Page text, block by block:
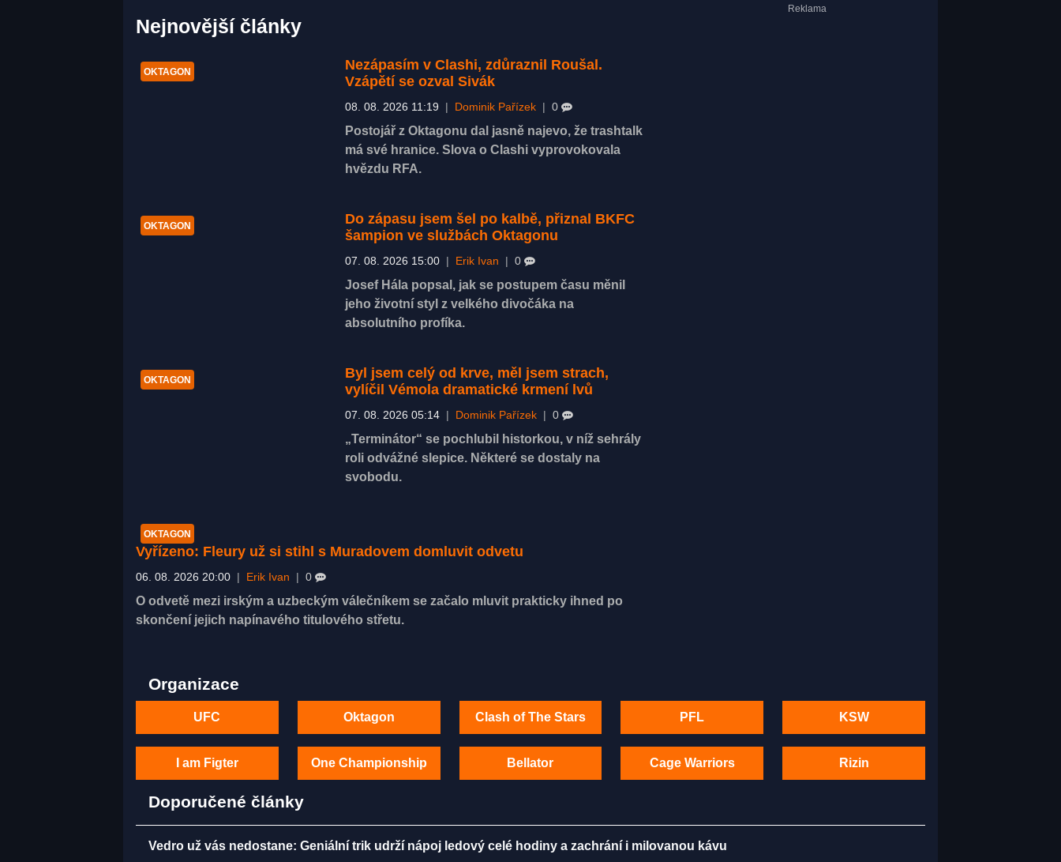
Nejnovější články
OKTAGON
Nezápasím v Clashi, zdůraznil Roušal.
Vzápětí se ozval Sivák
08. 08. 2026 11:19 Dominik Pařízek 0
Postojář z Oktagonu dal jasně najevo, že trashtalk
má své hranice. Slova o Clashi vyprovokovala
hvězdu RFA.
OKTAGON
Do zápasu jsem šel po kalbě, přiznal BKFC
šampion ve službách Oktagonu
07. 08. 2026 15:00 Erik Ivan 0
Josef Hála popsal, jak se postupem času měnil
jeho životní styl z velkého divočáka na
absolutního profíka.
OKTAGON
Byl jsem celý od krve, měl jsem strach,
vylíčil Vémola dramatické krmení lvů
07. 08. 2026 05:14 Dominik Pařízek 0
„Terminátor“ se pochlubil historkou, v níž sehrály
roli odvážné slepice. Některé se dostaly na
svobodu.
OKTAGON
Vyřízeno: Fleury už si stihl s Muradovem domluvit odvetu
06. 08. 2026 20:00 Erik Ivan 0
O odvetě mezi irským a uzbeckým válečníkem se začalo mluvit prakticky ihned po
skončení jejich napínavého titulového střetu.
Organizace
UFC Oktagon Clash of The Stars PFL KSW
I am Figter One Championship Bellator Cage Warriors Rizin
Doporučené články
Vedro už vás nedostane: Geniální trik udrží nápoj ledový celé hodiny a zachrání i milovanou kávu